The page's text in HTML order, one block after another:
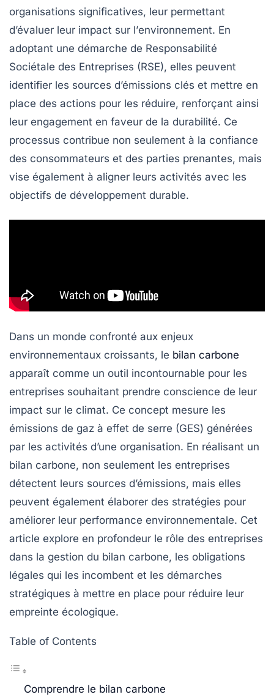
organisations significatives, leur permettant
d’évaluer leur impact sur l’environnement. En
adoptant une démarche de Responsabilité
Sociétale des Entreprises (RSE), elles peuvent
identifier les sources d’émissions clés et mettre en
place des actions pour les réduire, renforçant ainsi
leur engagement en faveur de la durabilité. Ce
processus contribue non seulement à la confiance
des consommateurs et des parties prenantes, mais
vise également à aligner leurs activités avec les
objectifs de développement durable.
Dans un monde confronté aux enjeux
environnementaux croissants, le bilan carbone
apparaît comme un outil incontournable pour les
entreprises souhaitant prendre conscience de leur
impact sur le climat. Ce concept mesure les
émissions de gaz à effet de serre (GES) générées
par les activités d’une organisation. En réalisant un
bilan carbone, non seulement les entreprises
détectent leurs sources d’émissions, mais elles
peuvent également élaborer des stratégies pour
améliorer leur performance environnementale. Cet
article explore en profondeur le rôle des entreprises
dans la gestion du bilan carbone, les obligations
légales qui les incombent et les démarches
stratégiques à mettre en place pour réduire leur
empreinte écologique.
Table of Contents
Comprendre le bilan carbone